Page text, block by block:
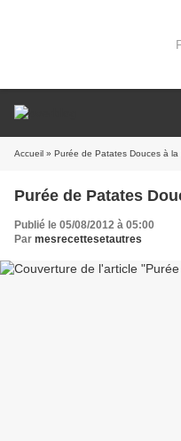
Accueil » Purée de Patates Douces à la
Purée de Patates
Publié le 05/08/2012 à 05:00
Par mesrecettesetautres